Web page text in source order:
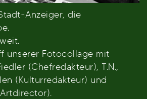
Anzeiger, die
unserer Fotocollage mit
(Chefredakteur), T.N.,
(Kulturredakteur) und